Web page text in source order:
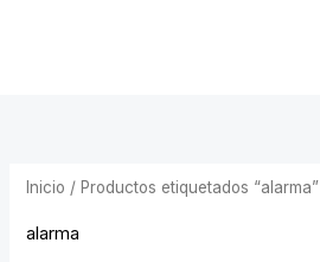
Inicio / Productos etiquetados “alarma”
alarma